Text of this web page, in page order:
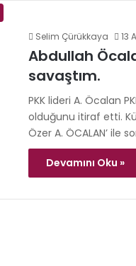
Selim Çürükkaya 13
Abdullah
savaştım.
PKK lideri A. Öcalan
olduğunu itiraf etti.
Özer A. ÖCALAN’ ile
Devamını Oku »